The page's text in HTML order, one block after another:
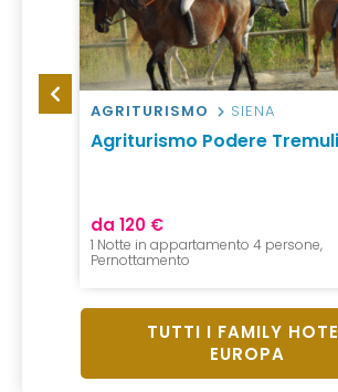
AGRITURISMO SIENA
Agriturismo Podere
da 120 €
1 Notte in appartamento 4 persone,
Pernottamento
TUTTI I FAMILY
EUROPA